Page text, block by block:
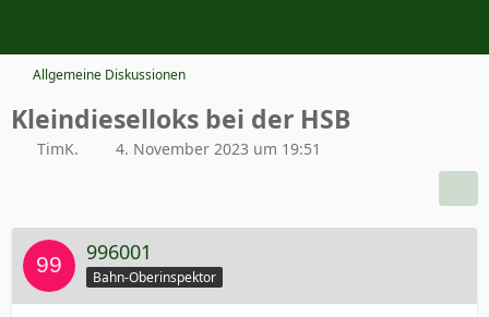
Allgemeine Diskussionen
Kleindieselloks bei der HSB
TimK. 4. November 2023 um 19:51
996001
Bahn-Oberinspektor